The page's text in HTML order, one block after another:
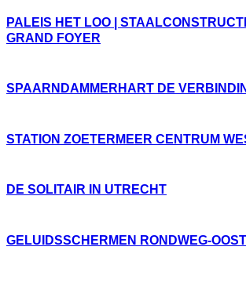
PALEIS HET LOO |
GRAND FOYER
SPAARNDAMMERHART DE
STATION ZOETERMEER CENTRUM
DE SOLITAIR IN UTRECHT
GELUIDSSCHERMEN RONDWEG-